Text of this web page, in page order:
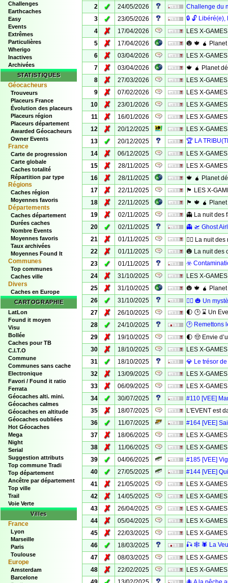
Challenges
Earthcaches
Easy
Events
Extrêmes
Particulières
Wherigo
Inactives
Archivées
STATISTIQUES
Géocacheurs
Trouveurs
Placeurs France
Évolution des placeurs
Placeurs région
Placeurs département
Awarded Géocacheurs
Owner Events
France
Carte de progression
Carte globale
Caches totalité
Répartition par type
Régions
Caches région
Moyennes favoris
Départements
Caches département
Durées caches
Nombre Events
Moyennes favoris
Taux archivées
Moyennes Found It
Communes
Top communes
Caches ville
Divers
Caches en Europe
CARTOGRAPHIE
LatLon
Found it moyen
Visu
Bollée
Caches pour TB
C.I.T.O
Commune
Communes sans cache
Electronique
Favori / Found it ratio
Ferrata
Géocaches alti. mini.
Géocaches calmes
Géocaches en altitude
Géocaches oubliées
Hot Géocaches
Mega
Night
Serial
Suggestion attributs
Top commune Tradi
Top département
Ancêtre par département
Top ville
Trail
Voie Verte
Villes
France
Lyon
Marseille
Paris
Toulouse
Europe
Amsterdam
Barcelone
2
✓ 24/05/2026
Challenge du
3
✓ 23/05/2026
🔒 🔓 Libéré(e),
4
✗ 17/04/2026
LES X-
5
✗ 17/04/2026
🎃 🍁 🧉
6
✗ 03/04/2026
LES X-
7
✗ 03/04/2026
🍁 🧉 Planet
8
✗ 27/03/2026
LES X-
9
✗ 07/02/2026
LES X-
10
✗ 23/01/2026
LES X-
11
✗ 16/01/2026
LES X-
12
✗ 20/12/2025
LES X-
13
✓ 20/12/2025
🏆 LA
14
✗ 06/12/2025
LES X-
15
✗ 28/11/2025
LES X-
16
✗ 28/11/2025
🍁 🧉 Planet
17
✗ 22/11/2025
🏴 LES X-
18
✗ 22/11/2025
🏴 🍁 🧉
19
✗ 02/11/2025
👻 La nuit des
20
✓ 02/11/2025
👻 🛫 Ghost
21
✗ 01/11/2025
🧟‍♂️ La nuit des
22
✗ 01/11/2025
🎃 La nuit des
23
✓ 01/11/2025
☣️
24
✗ 31/10/2025
LES X-
25
✗ 31/10/2025
🎃 🍁 🧉
26
✓ 31/10/2025
😵‍💫 🎃 Un
27
✗ 26/10/2025
🌓 🕒 ⌛ Un
28
✓ 24/10/2025
🕑 Remettons
29
✗ 19/10/2025
🌓 🤠 Envie
30
✗ 18/10/2025
LES X-
31
✓ 18/10/2025
💎 Le trésor
32
✗ 13/09/2025
LES X-
33
✗ 06/09/2025
LES X-
34
✓ 30/07/2025
#110 [VEE]
35
✗ 18/07/2025
L'EVENT est
36
✓ 11/07/2025
#164 [VEE]
37
✗ 18/06/2025
LES X-
38
✗ 11/06/2025
LES X-
39
✓ 04/06/2025
#185 [VEE]
40
✓ 27/05/2025
#144 [VEE]
41
✗ 21/05/2025
LES X-
42
✗ 14/05/2025
LES X-
43
✗ 26/04/2025
LES X-
44
✗ 05/04/2025
LES X-
45
✗ 22/03/2025
LES X-
46
✓ 18/03/2025
🎣 🕸️ 🕷️ La
47
✗ 08/03/2025
LES X-
48
✗ 22/02/2025
LES X-